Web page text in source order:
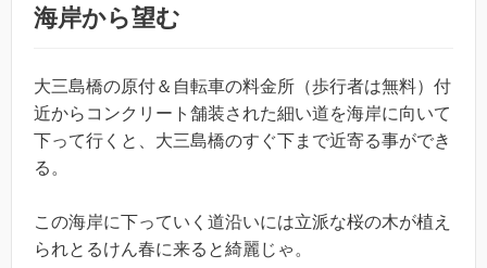
海岸から望む
大三島橋の原付＆自転車の料金所（歩行者は無料）付
近からコンクリート舗装された細い道を海岸に向いて
下って行くと、大三島橋のすぐ下まで近寄る事ができ
る。
この海岸に下っていく道沿いには立派な桜の木が植え
られとるけん春に来ると綺麗じゃ。